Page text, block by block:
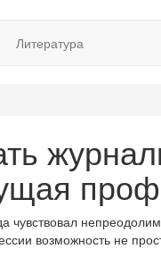
Литература
чувствовал
возможность не